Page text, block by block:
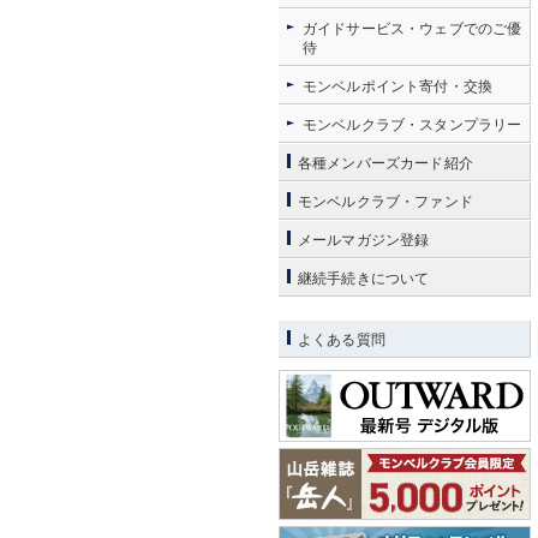
ガイドサービス・ウェブでのご優
待
モンベルポイント寄付・交換
モンベルクラブ・スタンプラリー
各種メンバーズカード紹介
モンベルクラブ・ファンド
メールマガジン登録
継続手続きについて
よくある質問